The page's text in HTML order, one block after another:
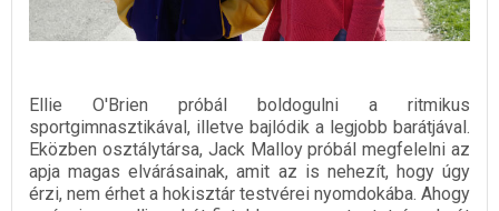
Ellie O'Brien próbál boldogulni a ritmikus
sportgimnasztikával, illetve bajlódik a legjobb barátjával.
Eközben osztálytársa, Jack Malloy próbál megfelelni az
apja magas elvárásainak, amit az is nehezít, hogy úgy
érzi, nem érhet a hokisztár testvérei nyomdokába. Ahogy